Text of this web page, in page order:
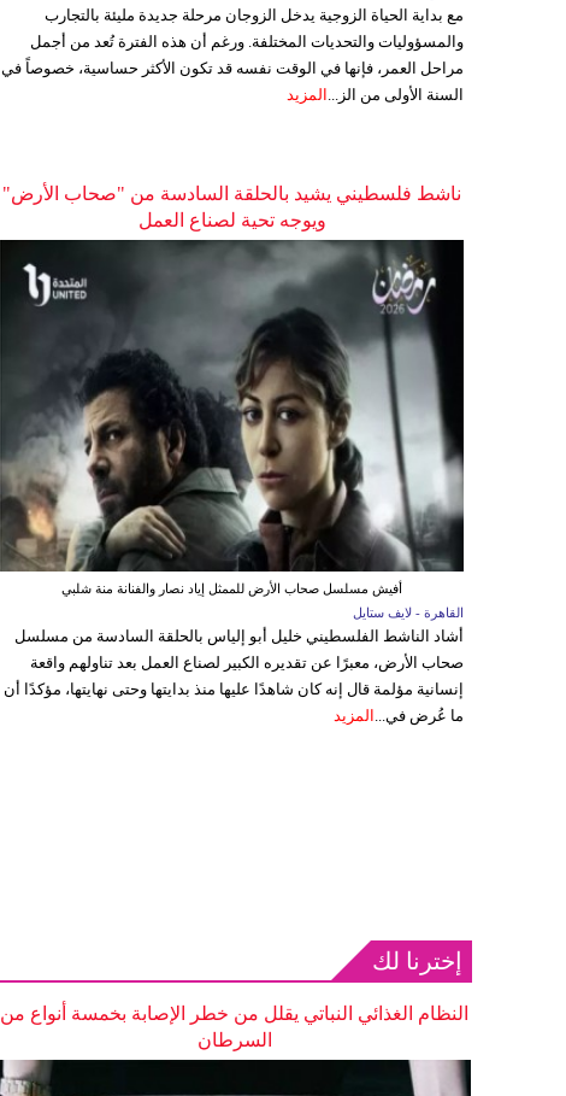
مع بداية الحياة الزوجية يدخل الزوجان مرحلة جديدة مليئة بالتجارب
والمسؤوليات والتحديات المختلفة. ورغم أن هذه الفترة تُعد من أجمل
مراحل العمر، فإنها في الوقت نفسه قد تكون الأكثر حساسية، خصوصاً في
السنة الأولى من الز... المزيد
ناشط فلسطيني يشيد بالحلقة السادسة من "صحاب الأرض"
ويوجه تحية لصناع العمل
أفيش مسلسل صحاب الأرض للممثل إياد نصار والفنانة منة شلبي
القاهرة - لايف ستايل
أشاد الناشط الفلسطيني خليل أبو إلياس بالحلقة السادسة من مسلسل
صحاب الأرض، معبرًا عن تقديره الكبير لصناع العمل بعد تناولهم واقعة
إنسانية مؤلمة قال إنه كان شاهدًا عليها منذ بدايتها وحتى نهايتها، مؤكدًا أن
ما عُرض في... المزيد
إخترنا لك
النظام الغذائي النباتي يقلل من خطر الإصابة بخمسة أنواع من
السرطان